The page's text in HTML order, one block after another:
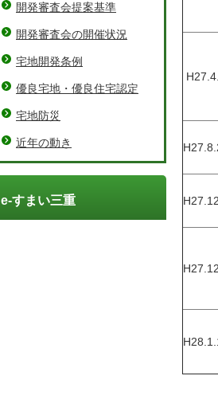
開発審査会提案基準
開発審査会の開催状況
宅地開発条例
優良宅地・優良住宅認定
宅地防災
近年の動き
e-すまい三重